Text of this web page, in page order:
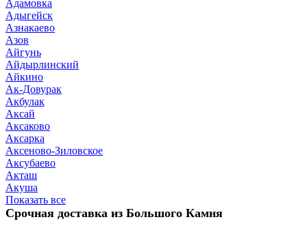
Адамовка
Адыгейск
Азнакаево
Азов
Айгунь
Айдырлинский
Айкино
Ак-Довурак
Акбулак
Аксай
Аксаково
Аксарка
Аксеново-Зиловское
Аксубаево
Акташ
Акуша
Показать все
Срочная доставка из Большого Камня